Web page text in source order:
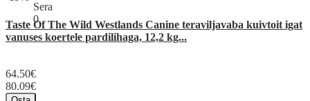
Sera
0
Taste Of The Wild Westlands Canine teraviljavaba kuivtoit igat
vanuses koertele pardilihaga, 12,2 kg...
64.50€
80.09€